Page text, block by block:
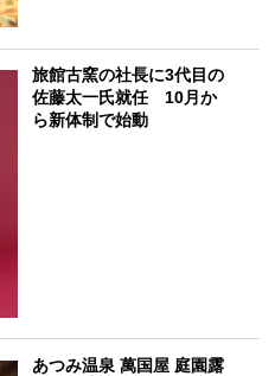
旅館古窯の社長に3代目の
佐藤太一氏就任 10月か
ら新体制で始動
あつみ温泉 萬国屋 庭園露